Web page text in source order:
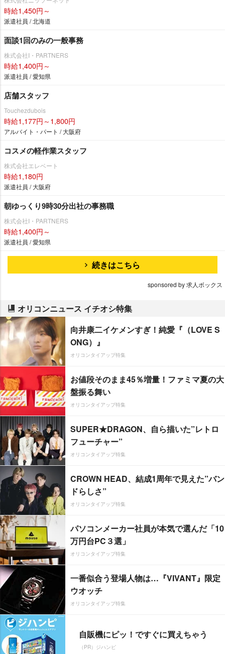
時給1,450円～
派遣社員 / 北海道
面談1回のみの一般事務
株式会社I・PARTNERS
時給1,400円～
派遣社員 / 愛知県
店舗スタッフ
Touchezdubois
時給1,177円～1,800円
アルバイト・パート / 大阪府
コスメの軽作業スタッフ
株式会社エレベート
時給1,180円
派遣社員 / 大阪府
朝ゆっくり9時30分出社の事務職
株式会社I・PARTNERS
時給1,400円～
派遣社員 / 愛知県
続きはこちら
sponsored by 求人ボックス
オリコンニュース イチオシ特集
向井康二イケメンすぎ！純愛『（LOVE S
ONG）』
オリコンタイアップ特集
お値段そのまま45％増量！ファミマ夏の大
盤振る舞い
オリコンタイアップ特集
SUPER★DRAGON、自ら描いた”レトロ
フューチャー”
オリコンタイアップ特集
CROWN HEAD、結成1周年で見えた”バン
ドらしさ”
オリコンタイアップ特集
パソコンメーカー社員が本気で選んだ「10
万円台PC３選」
オリコンタイアップ特集
一番似合う登場人物は…『VIVANT』限定
ウオッチ
オリコンタイアップ特集
自販機にピッ！ですぐに買えちゃう
（PR）ジハンピ